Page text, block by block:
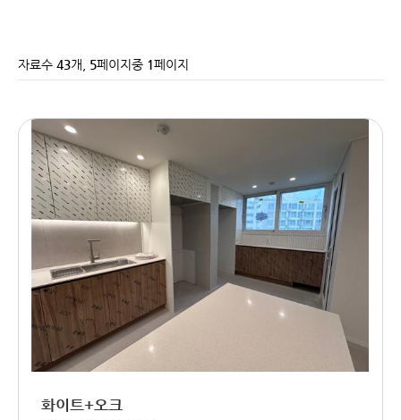
자료수 43개, 5페이지중 1페이지
화이트+오크